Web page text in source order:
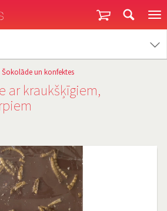
Šokolāde un konfektes
ar kraukšķīgiem,